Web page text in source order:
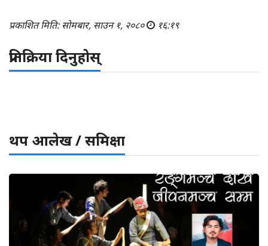
प्रकाशित मिति: सोमबार, साउन १, २०८० १६:१९
प्रतिक्रिया दिनुहोस्
थप आलेख / समिक्षा